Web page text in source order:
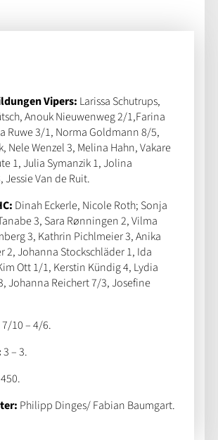
Vipers: Larissa Schutrups,
Anouk Nieuwenweg 2/1,Farina
Ruwe 3/1, Norma Goldmann 8/5,
Nele Wenzel 3, Melina Hahn, Vakare
1, Julia Symanzik 1, Jolina
Jessie Van de Ruit.
Dinah Eckerle, Nicole Roth; Sonja
3, Sara Rønningen 2, Vilma
3, Kathrin Pichlmeier 3, Anika
2, Johanna Stockschläder 1, Ida
Ott 1/1, Kerstin Kündig 4, Lydia
Johanna Reichert 7/3, Josefine
7/10 – 4/6.
3 – 3.
450.
Philipp Dinges/ Fabian Baumgart.